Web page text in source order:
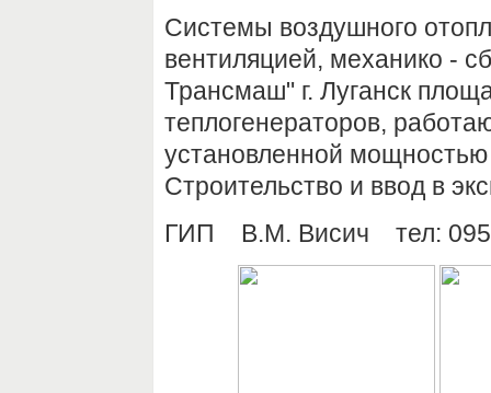
Системы воздушного
вентиляцией, механико -
Трансмаш" г. Луганск
теплогенераторов,
установленной
Строительство и ввод в
ГИП В.М. Висич тел: 095